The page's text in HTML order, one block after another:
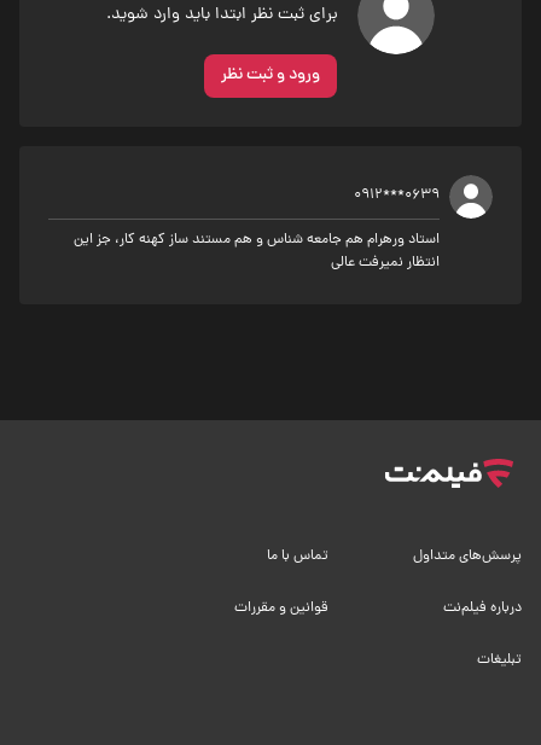
برای ثبت نظر ابتدا باید وارد شوید.
ورود و ثبت نظر
0912***0639
استاد ورهرام هم جامعه شناس و هم مستند ساز کهنه کار، جز این
انتظار نمیرفت عالی
پرسش‌های متداول تماس با ما
درباره فیلم‌نت قوانین و مقررات
تبلیغات